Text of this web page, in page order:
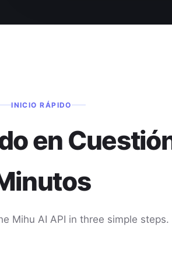
INICIO RÁPIDO
en
Mihu AI API in three simple steps.